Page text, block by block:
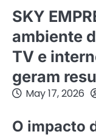
SKY
ambiente
TV e
geram
May 17, 2026
O impacto